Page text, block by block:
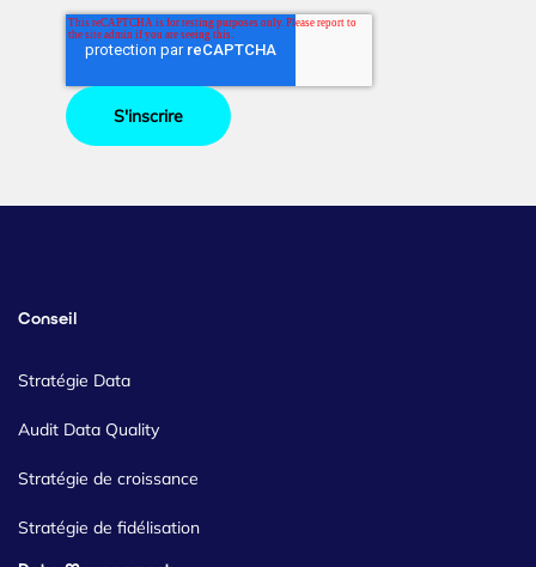
Conseil
Stratégie Data
Audit Data Quality
Stratégie de croissance
Stratégie de fidélisation